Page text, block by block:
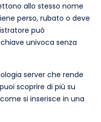
allo stesso nome
perso, rubato o deve
può
univoca senza
server che rende
scoprire di più su
si inserisce in una